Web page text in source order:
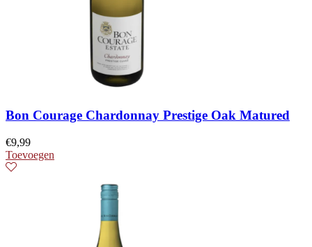
Bon Courage Chardonnay Prestige Oak Matured
€9,99
Toevoegen